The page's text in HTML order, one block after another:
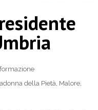
della Pietà, Malore,